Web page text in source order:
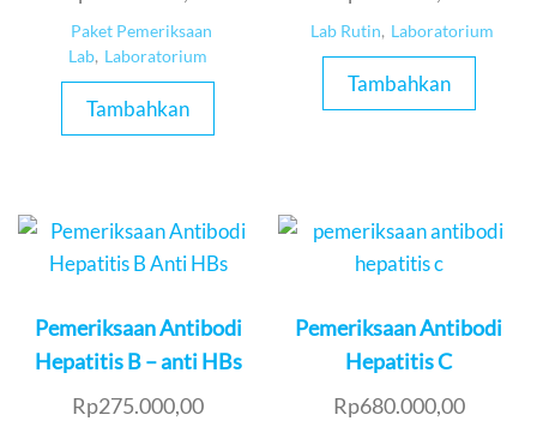
Paket Pemeriksaan
Lab, Laboratorium
Tambahkan
Lab Rutin, Laboratorium
Tambahkan
Pemeriksaan Antibodi
Hepatitis B – anti HBs
Rp275.000,00
Pemeriksaan Antibodi
Hepatitis C
Rp680.000,00